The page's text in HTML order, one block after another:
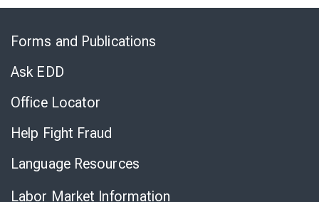
Forms and Publications
Ask EDD
Office Locator
Help Fight Fraud
Language Resources
Labor Market Information